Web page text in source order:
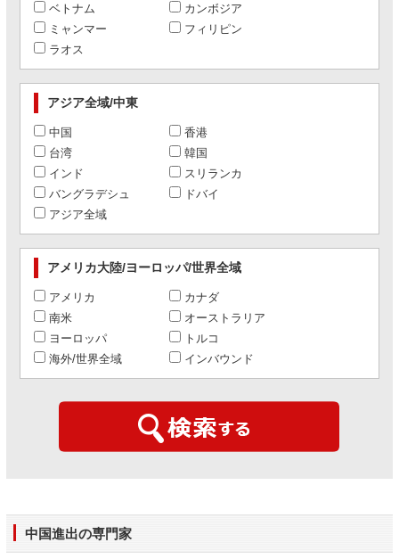
ベトナム
カンボジア
ミャンマー
フィリピン
ラオス
アジア全域/中東
中国
香港
台湾
韓国
インド
スリランカ
バングラデシュ
ドバイ
アジア全域
アメリカ大陸/ヨーロッパ/世界全域
アメリカ
カナダ
南米
オーストラリア
ヨーロッパ
トルコ
海外/世界全域
インバウンド
中国進出の専門家